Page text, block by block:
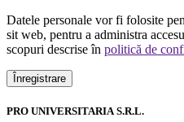
Datele personale vor fi folosite
sit web, pentru a administra
scopuri descrise în politică de
Înregistrare
PRO UNIVERSITARIA S.R.L.